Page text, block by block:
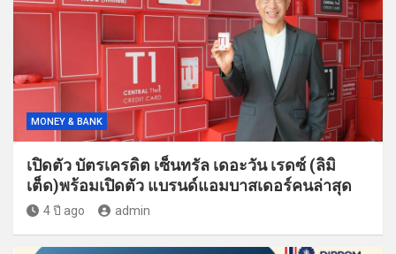
MONEY & BANK
เปิดตัว บัตรเครดิต เซ็นทรัล เดอะวัน เรดซ์ (ลิมิ
เต็ด)พร้อมเปิดตัว แบรนด์แอมบาสเดอร์คนล่าสุด
4 ปี ago admin